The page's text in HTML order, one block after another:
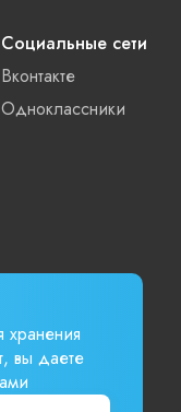
Социальные сети
Вконтакте
Одноклассники
хранения
вы даете